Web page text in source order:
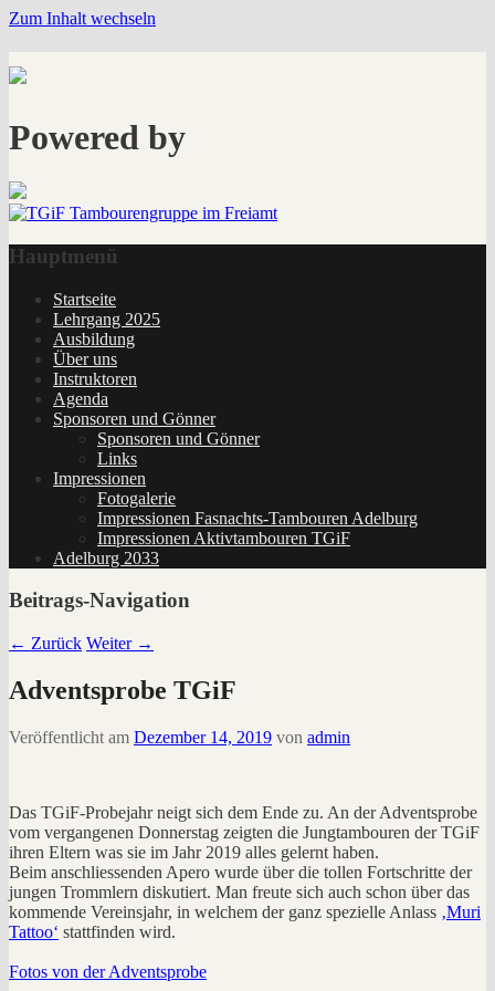
Zum Inhalt wechseln
Powered by
Hauptmenü
Startseite
Lehrgang 2025
Ausbildung
Über uns
Instruktoren
Agenda
Sponsoren und Gönner
Sponsoren und Gönner
Links
Impressionen
Fotogalerie
Impressionen Fasnachts-Tambouren Adelburg
Impressionen Aktivtambouren TGiF
Adelburg 2033
Beitrags-Navigation
← Zurück Weiter →
Adventsprobe TGiF
Veröffentlicht am Dezember 14, 2019 von admin
Das TGiF-Probejahr neigt sich dem Ende zu. An der Adventsprobe
vom vergangenen Donnerstag zeigten die Jungtambouren der TGiF
ihren Eltern was sie im Jahr 2019 alles gelernt haben.
Beim anschliessenden Apero wurde über die tollen Fortschritte der
jungen Trommlern diskutiert. Man freute sich auch schon über das
kommende Vereinsjahr, in welchem der ganz spezielle Anlass ‚Muri
Tattoo‘ stattfinden wird.
Fotos von der Adventsprobe